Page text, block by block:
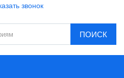
звонок
ПОИСК